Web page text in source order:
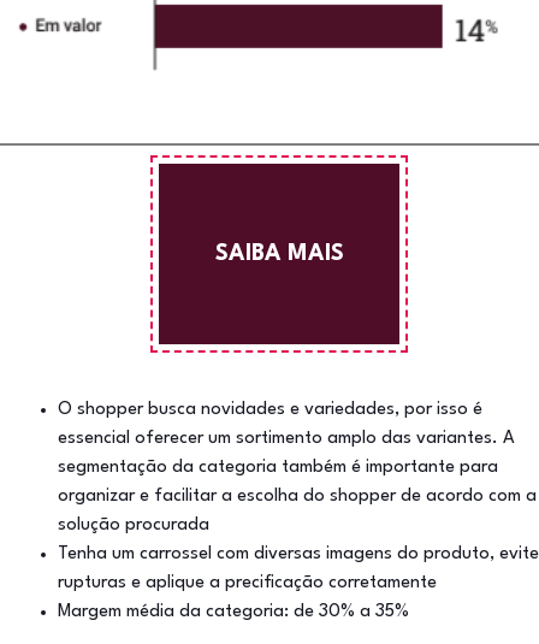
SAIBA MAIS
O shopper busca novidades e variedades, por isso é
essencial oferecer um sortimento amplo das variantes. A
segmentação da categoria também é importante para
organizar e facilitar a escolha do shopper de acordo com a
solução procurada
Tenha um carrossel com diversas imagens do produto, evite
rupturas e aplique a precificação corretamente
Margem média da categoria: de 30% a 35%